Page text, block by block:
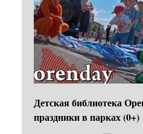
Детская библиотека
праздники в парках (0+)